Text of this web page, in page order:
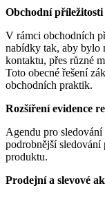
Obchodní příležitosti
V rámci obchodních
nabídky tak, aby bylo
kontaktu, přes různé
Toto obecné řešení
obchodních praktik.
Rozšíření evidence
Agendu pro
podrobnější sledování
produktu.
Prodejní a slevové